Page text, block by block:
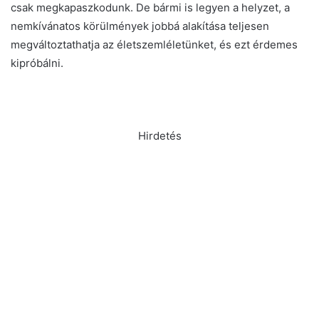
csak megkapaszkodunk. De bármi is legyen a helyzet, a
nemkívánatos körülmények jobbá alakítása teljesen
megváltoztathatja az életszemléletünket, és ezt érdemes
kipróbálni.
Hirdetés